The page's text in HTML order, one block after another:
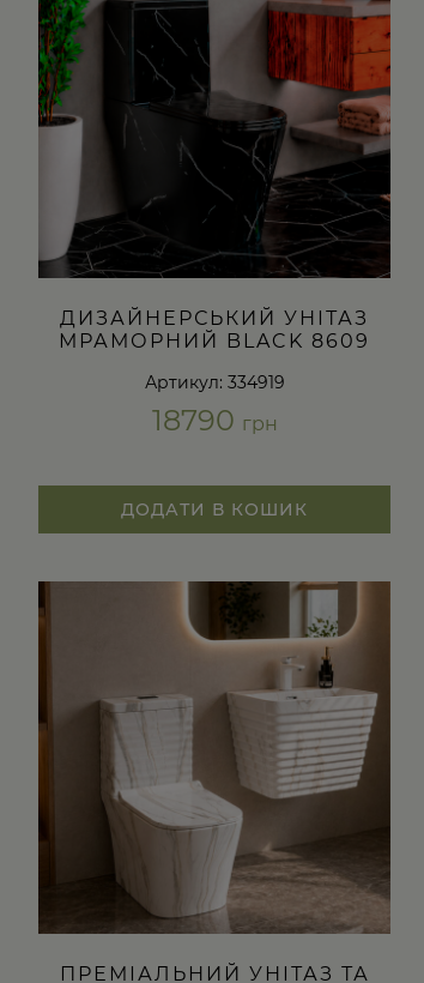
ДИЗАЙНЕРСЬКИЙ УНІТАЗ
МРАМОРНИЙ BLACK 8609
Артикул: 334919
18790 грн
ДОДАТИ В КОШИК
ПРЕМІАЛЬНИЙ УНІТАЗ ТА